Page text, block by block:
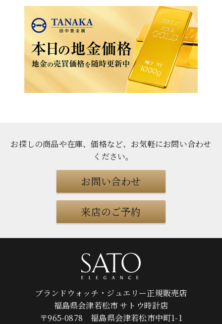
お探しの商品や在庫、価格など、お気軽にお問い合わせ
ください。
お問い合わせ
来店のご予約
ブランドウォッチ・ジュエリー正規販売店
福島県会津若松市 サトウ時計店
〒965-0878 福島県会津若松市中町1-1